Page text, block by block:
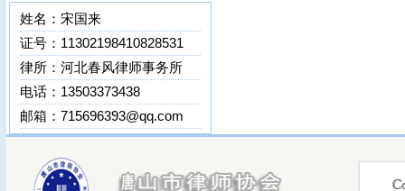
姓名：宋国来
证号：11302198410828531
律所： 河北春风律师事务所
电话：13503373438
邮箱：715696393@qq.com